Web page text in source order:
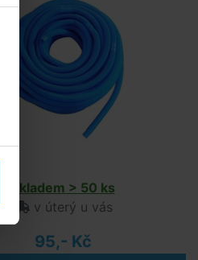
Skladem > 50 ks
v úterý u vás
95,- Kč